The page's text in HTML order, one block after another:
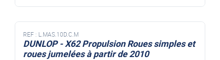
REF : L.MAS.10D.C.M
DUNLOP - X62 Propulsion Roues simples et
roues jumelées à partir de 2010